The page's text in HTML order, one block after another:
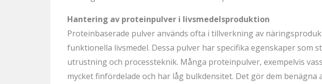
Hantering av proteinpulver i livsmedelsproduktion
Proteinbaserade pulver används ofta i tillverkning av
funktionella livsmedel. Dessa pulver har specifika egenskaper som
utrustning och processteknik. Många proteinpulver, exempelvis
mycket finfördelade och har låg bulkdensitet. Det gör dem benägna